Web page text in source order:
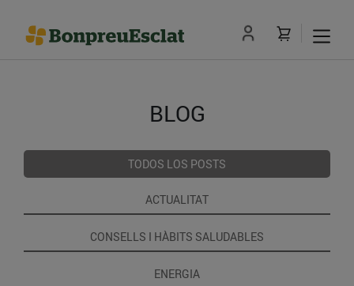
BLOG
TODOS LOS POSTS
ACTUALITAT
CONSELLS I HÀBITS SALUDABLES
ENERGIA